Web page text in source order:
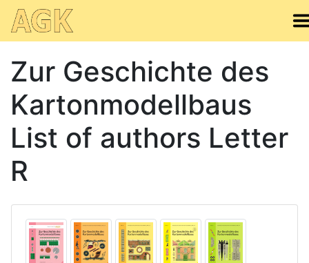
Zur Geschichte des
Kartonmodellbaus
List of authors Letter
R